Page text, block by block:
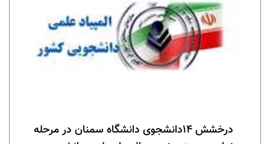
درخشش 14دانشجوی دانشگاه سمنان در مرحله